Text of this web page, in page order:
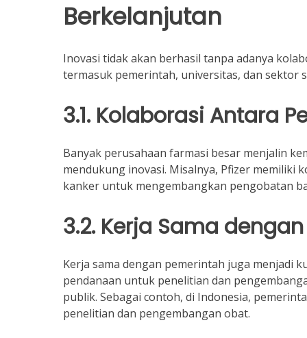
Berkelanjutan
Inovasi tidak akan berhasil tanpa adanya
termasuk pemerintah, universitas, dan sektor
3.1. Kolaborasi Antara
Banyak perusahaan farmasi besar menjalin
mendukung inovasi. Misalnya, Pfizer memiliki
kanker untuk mengembangkan pengobatan
3.2. Kerja Sama
Kerja sama dengan pemerintah juga menjadi
pendanaan untuk penelitian dan
publik. Sebagai contoh, di Indonesia,
penelitian dan pengembangan obat.